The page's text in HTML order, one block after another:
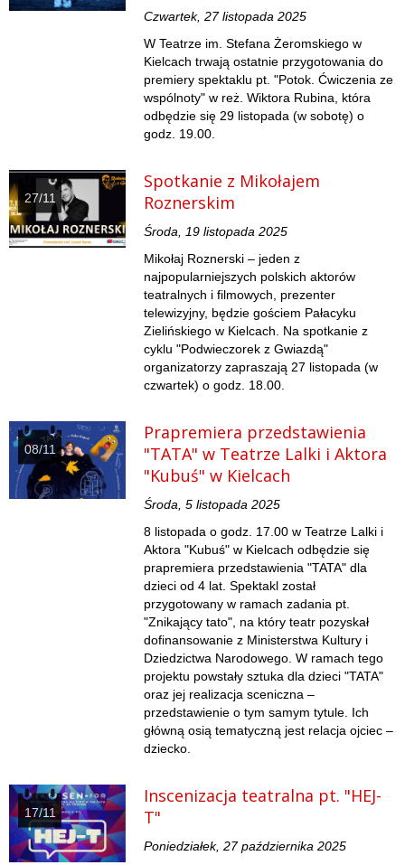
Czwartek, 27 listopada 2025
W Teatrze im. Stefana Żeromskiego w
Kielcach trwają ostatnie przygotowania do
premiery spektaklu pt. "Potok. Ćwiczenia ze
wspólnoty" w reż. Wiktora Rubina, która
odbędzie się 29 listopada (w sobotę) o
godz. 19.00.
27/11
Spotkanie z Mikołajem
Roznerskim
Środa, 19 listopada 2025
Mikołaj Roznerski – jeden z
najpopularniejszych polskich aktorów
teatralnych i filmowych, prezenter
telewizyjny, będzie gościem Pałacyku
Zielińskiego w Kielcach. Na spotkanie z
cyklu "Podwieczorek z Gwiazdą"
organizatorzy zapraszają 27 listopada (w
czwartek) o godz. 18.00.
08/11
Prapremiera przedstawienia
"TATA" w Teatrze Lalki i Aktora
"Kubuś" w Kielcach
Środa, 5 listopada 2025
8 listopada o godz. 17.00 w Teatrze Lalki i
Aktora "Kubuś" w Kielcach odbędzie się
prapremiera przedstawienia "TATA" dla
dzieci od 4 lat. Spektakl został
przygotowany w ramach zadania pt.
"Znikający tato", na który teatr pozyskał
dofinansowanie z Ministerstwa Kultury i
Dziedzictwa Narodowego. W ramach tego
projektu powstały sztuka dla dzieci "TATA"
oraz jej realizacja sceniczna –
przedstawienie o tym samym tytule. Ich
główną osią tematyczną jest relacja ojciec –
dziecko.
17/11
Inscenizacja teatralna pt. "HEJ-
T"
Poniedziałek, 27 października 2025